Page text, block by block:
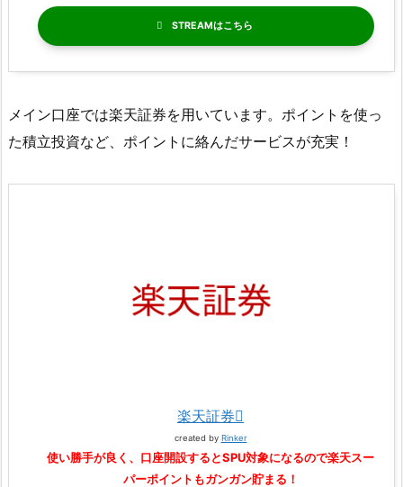
STREAM
メイン口座では楽天証券を用いています。ポイントを使っ
た積立投資など、ポイントに絡んだサービスが充実！
楽天証券
created by Rinker
使い勝手が良く、口座開設するとSPU対象になるので楽天スー
パーポイントもガンガン貯まる！